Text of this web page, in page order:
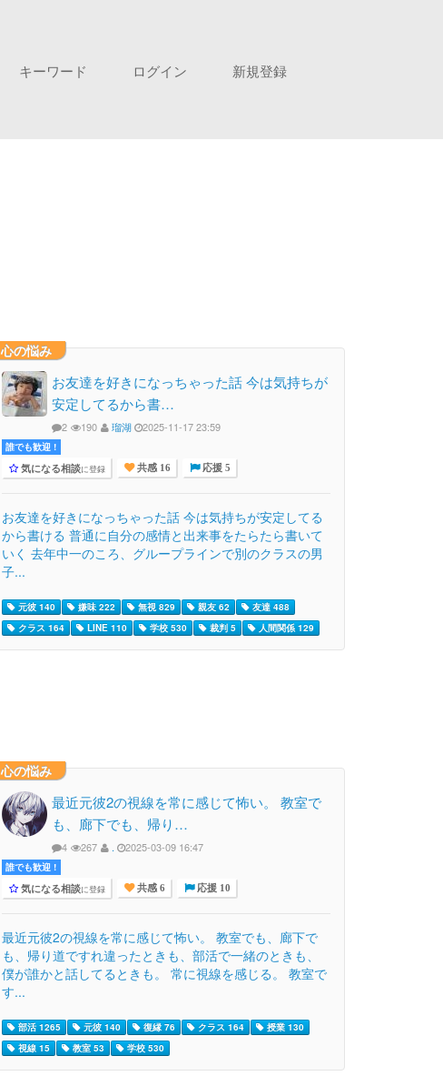
キーワード ログイン
新規登録
心の悩み
お友達を好きになっちゃった話 今は気持ちが
安定してるから書…
2 190 瑠湖 2025-11-17 23:59
誰でも歓迎 !
気になる相談に登録 共感 16 応援 5
お友達を好きになっちゃった話 今は気持ちが安定してる
から書ける 普通に自分の感情と出来事をたらたら書いて
いく 去年中一のころ、グループラインで別のクラスの男
子...
元彼 140 嫌味 222 無視 829 親友 62
友達 488
クラス 164
LINE 110 学校 530 裁判 5 人間関係 129
心の悩み
最近元彼2の視線を常に感じて怖い。 教室で
も、廊下でも、帰り…
4 267 . 2025-03-09 16:47
誰でも歓迎 !
気になる相談に登録 共感 6 応援 10
最近元彼2の視線を常に感じて怖い。 教室でも、廊下で
も、帰り道ですれ違ったときも、部活で一緒のときも、
僕が誰かと話してるときも。 常に視線を感じる。 教室で
す...
部活 1265 元彼 140 復縁 76 クラス 164
授業 130
視線 15
教室 53 学校 530